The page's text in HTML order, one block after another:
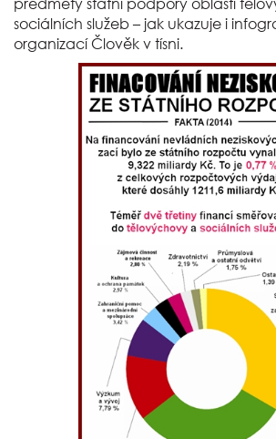
sociálních služeb – jak ukazuje i
organizací Člověk v tísni.